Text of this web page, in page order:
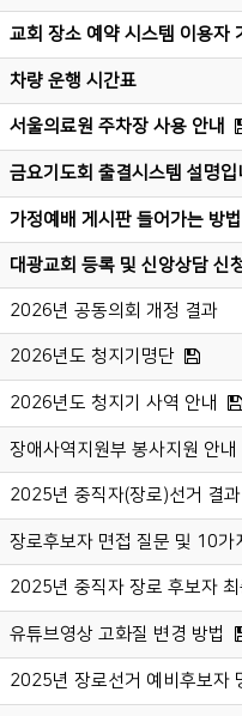
교회 장소 예약 시스템 이용자
차량 운행 시간표
서울의료원 주차장 사용 안내
금요기도회 출결시스템 설명입
가정예배 게시판 들어가는 방법
대광교회 등록 및 신앙상담 신
2026년 공동의회 개정 결과
2026년도 청지기명단
2026년도 청지기 사역 안내
장애사역지원부 봉사지원 안내
2025년 중직자(장로)선거 결과
장로후보자 면접 질문 및 10가
2025년 중직자 장로 후보자
유튜브영상 고화질 변경 방법
2025년 장로선거 예비후보자